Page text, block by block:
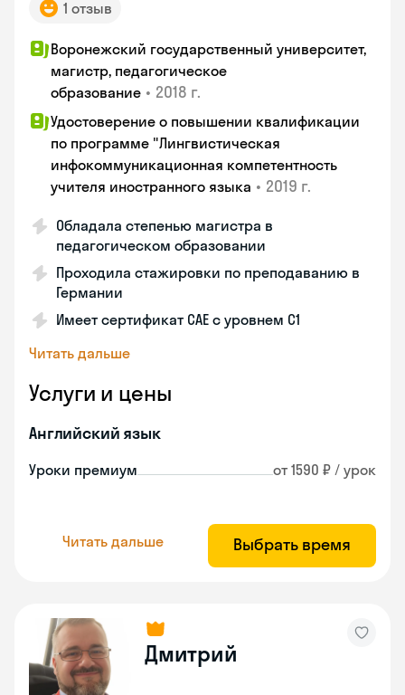
1 отзыв
Воронежский государственный университет,
магистр, педагогическое
образование • 2018 г.
Удостоверение о повышении квалификации
по программе "Лингвистическая
инфокоммуникационная компетентность
учителя иностранного языка • 2019 г.
Обладала степенью магистра в
педагогическом образовании
Проходила стажировки по преподаванию в
Германии
Имеет сертификат САЕ с уровнем С1
Читать дальше
Услуги и цены
Английский язык
Уроки премиум от 1590 ₽ / урок
Читать дальше Выбрать время
Дмитрий